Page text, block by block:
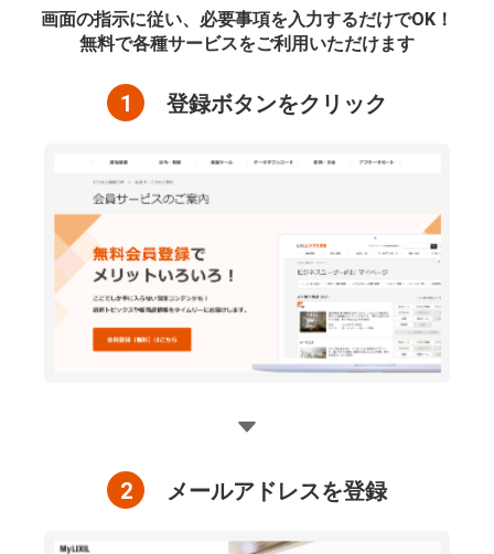
画面の指示に従い、必要事項を入力するだけでOK！
無料で各種サービスをご利用いただけます
1 登録ボタンをクリック
2 メールアドレスを登録